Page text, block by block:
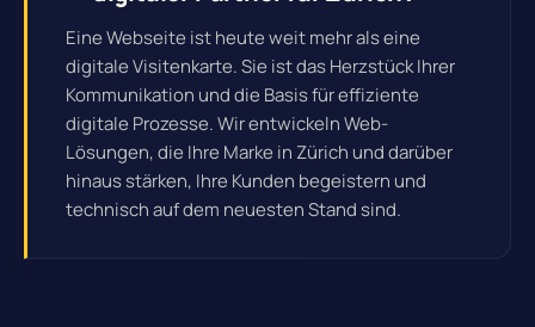
Eine Webseite ist heute weit mehr als eine
digitale Visitenkarte. Sie ist das Herzstück Ihrer
Kommunikation und die Basis für effiziente
digitale Prozesse. Wir entwickeln Web-
Lösungen, die Ihre Marke in Zürich und darüber
hinaus stärken, Ihre Kunden begeistern und
technisch auf dem neuesten Stand sind.